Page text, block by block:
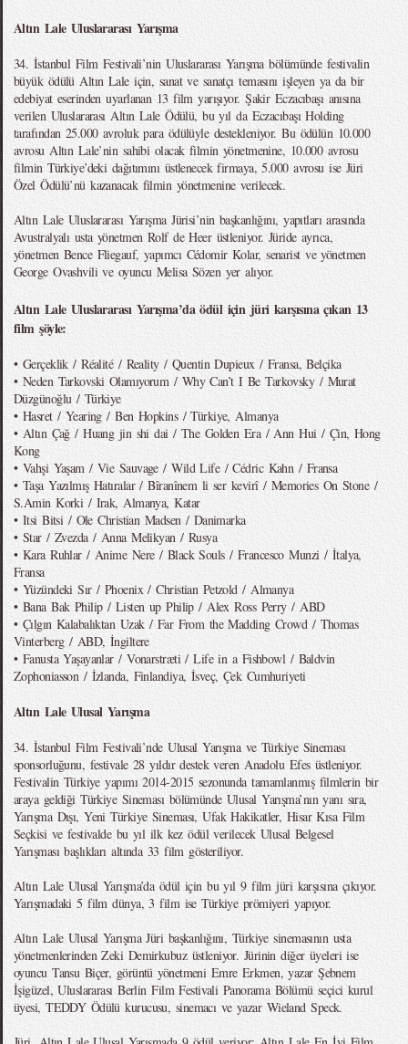
Altın Lale Uluslararası Yarışma
34. İstanbul Film Festivali’nin Uluslararası Yarışma bölümünde festivalin
büyük ödülü Altın Lale için, sanat ve sanatçı temasını işleyen ya da bir
edebiyat eserinden uyarlanan 13 film yarışıyor. Şakir Eczacıbaşı anısına
verilen Uluslararası Altın Lale Ödülü, bu yıl da Eczacıbaşı Holding
tarafından 25.000 avroluk para ödülüyle destekleniyor. Bu ödülün 10.000
avrosu Altın Lale’nin sahibi olacak filmin yönetmenine, 10.000 avrosu
filmin Türkiye’deki dağıtımını üstlenecek firmaya, 5.000 avrosu ise Jüri
Özel Ödülü’nü kazanacak filmin yönetmenine verilecek.
Altın Lale Uluslararası Yarışma Jürisi’nin başkanlığını, yapıtları arasında
Avustralyalı usta yönetmen Rolf de Heer üstleniyor. Jüride ayrıca,
yönetmen Bence Fliegauf, yapımcı Cédomir Kolar, senarist ve yönetmen
George Ovashvili ve oyuncu Melisa Sözen yer alıyor.
Altın Lale Uluslararası Yarışma’da ödül için jüri karşısına çıkan 13
film şöyle:
• Gerçeklik / Réalité / Reality / Quentin Dupieux / Fransa, Belçika
• Neden Tarkovski Olamıyorum / Why Can’t I Be Tarkovsky / Murat
Düzgünoğlu / Türkiye
• Hasret / Yearing / Ben Hopkins / Türkiye, Almanya
• Altın Çağ / Huang jin shi dai / The Golden Era / Ann Hui / Çin, Hong
Kong
• Vahşi Yaşam / Vie Sauvage / Wild Life / Cédric Kahn / Fransa
• Taşa Yazılmış Hatıralar / Bîranînem li ser kevirî / Memories On Stone /
S.Amin Korki / Irak, Almanya, Katar
• Itsi Bitsi / Ole Christian Madsen / Danimarka
• Star / Zvezda / Anna Melikyan / Rusya
• Kara Ruhlar / Anime Nere / Black Souls / Francesco Munzi / İtalya,
Fransa
• Yüzündeki Sır / Phoenix / Christian Petzold / Almanya
• Bana Bak Philip / Listen up Philip / Alex Ross Perry / ABD
• Çılgın Kalabalıktan Uzak / Far From the Madding Crowd / Thomas
Vinterberg / ABD, İngiltere
• Fanusta Yaşayanlar / Vonarstræti / Life in a Fishbowl / Baldvin
Zophoniasson / İzlanda, Finlandiya, İsveç, Çek Cumhuriyeti
Altın Lale Ulusal Yarışma
34. İstanbul Film Festivali’nde Ulusal Yarışma ve Türkiye Sineması
sponsorluğunu, festivale 28 yıldır destek veren Anadolu Efes üstleniyor.
Festivalin Türkiye yapımı 2014-2015 sezonunda tamamlanmış filmlerin bir
araya geldiği Türkiye Sineması bölümünde Ulusal Yarışma’nın yanı sıra,
Yarışma Dışı, Yeni Türkiye Sineması, Ufak Hakikatler, Hisar Kısa Film
Seçkisi ve festivalde bu yıl ilk kez ödül verilecek Ulusal Belgesel
Yarışması başlıkları altında 33 film gösteriliyor.
Altın Lale Ulusal Yarışma’da ödül için bu yıl 9 film jüri karşısına çıkıyor.
Yarışmadaki 5 film dünya, 3 film ise Türkiye prömiyeri yapıyor.
Altın Lale Ulusal Yarışma Jüri başkanlığını, Türkiye sinemasının usta
yönetmenlerinden Zeki Demirkubuz üstleniyor. Jürinin diğer üyeleri ise
oyuncu Tansu Biçer, görüntü yönetmeni Emre Erkmen, yazar Şebnem
İşigüzel, Uluslararası Berlin Film Festivali Panorama Bölümü seçici kurul
üyesi, TEDDY Ödülü kurucusu, sinemacı ve yazar Wieland Speck.